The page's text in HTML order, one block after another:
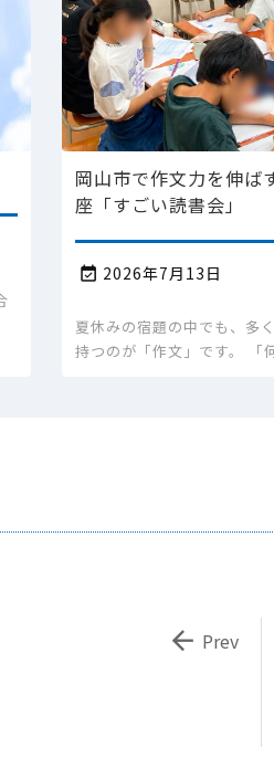
岡山市で作文力を伸ば
座「すごい読書会」
 2026年7月13日
夏休みの宿題の中でも、多
持つのが「作文」です。 「
 Prev